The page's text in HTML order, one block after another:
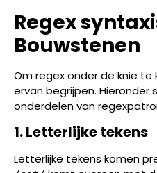
Regex
Bouwstenen
Om regex onder de knie te
ervan begrijpen. Hieronder
onderdelen van
1. Letterlijke tekens
Letterlijke tekens komen